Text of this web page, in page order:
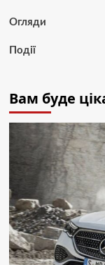
Огляди
Події
Вам буде